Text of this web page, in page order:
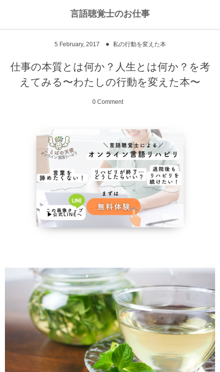
言語聴覚士のお仕事
5 February, 2017 私の行動を変えた本
仕事の本質とは何か？人生とは何か？を考
えてみる〜わたしの行動を変えた本〜
0 Comment
失語症
脳に何かがあったとき
NPO法人Reジョブ大阪
ワーキングマザーの知恵 お豆